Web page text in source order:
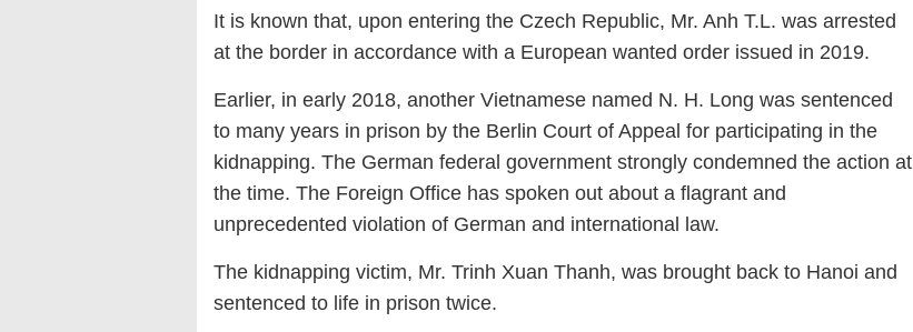
It is known that, upon entering the Czech Republic, Mr. Anh T.L. was arrested
at the border in accordance with a European wanted order issued in 2019.
Earlier, in early 2018, another Vietnamese named N. H. Long was sentenced
to many years in prison by the Berlin Court of Appeal for participating in the
kidnapping. The German federal government strongly condemned the action at
the time. The Foreign Office has spoken out about a flagrant and
unprecedented violation of German and international law.
The kidnapping victim, Mr. Trinh Xuan Thanh, was brought back to Hanoi and
sentenced to life in prison twice.